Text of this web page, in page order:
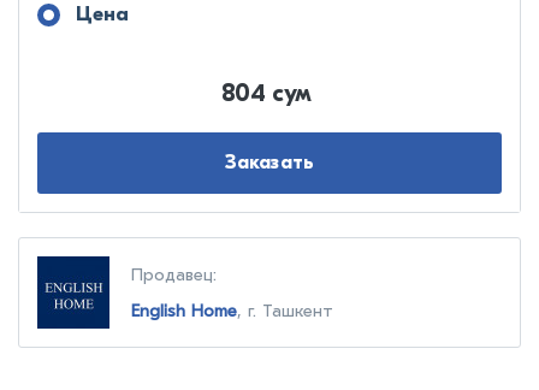
Цена
804 сум
Заказать
Продавец:
English Home, г. Ташкент